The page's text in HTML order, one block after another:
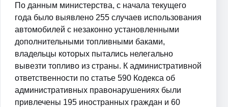
По данным министерства, с начала текущего
года было выявлено 255 случаев использования
автомобилей с незаконно установленными
дополнительными топливными баками,
владельцы которых пытались нелегально
вывезти топливо из страны. К административной
ответственности по статье 590 Кодекса об
административных правонарушениях были
привлечены 195 иностранных граждан и 60